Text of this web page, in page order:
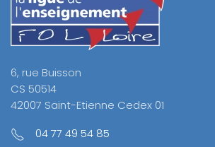
6, rue Buisson
CS 50514
42007 Saint-Etienne Cedex 01
04 77 49 54 85